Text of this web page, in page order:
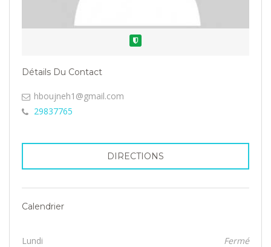
Détails Du Contact
hboujneh1@gmail.com
29837765
DIRECTIONS
Calendrier
Lundi
Fermé